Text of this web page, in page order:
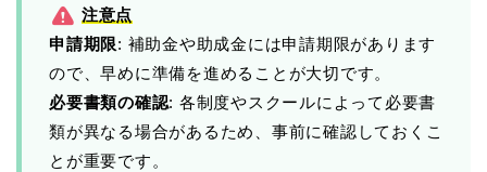
注意点
申請期限: 補助金や助成金には申請期限があります
ので、早めに準備を進めることが大切です。
必要書類の確認: 各制度やスクールによって必要書
類が異なる場合があるため、事前に確認しておくこ
とが重要です。